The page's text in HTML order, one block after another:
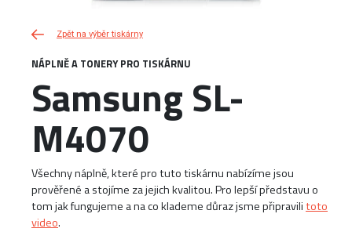
Zpět na výběr tiskárny
NÁPLNĚ A TONERY PRO TISKÁRNU
Samsung SL-
M4070
Všechny náplně, které pro tuto tiskárnu nabízíme jsou
prověřené a stojíme za jejich kvalitou. Pro lepší představu o
tom jak fungujeme a na co klademe důraz jsme připravilitoto
video.